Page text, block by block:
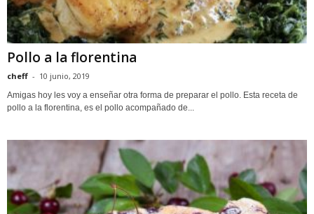
Pollo a la florentina
cheff - 10 junio, 2019
Amigas hoy les voy a enseñar otra forma de preparar el pollo. Esta receta de
pollo a la florentina, es el pollo acompañado de...